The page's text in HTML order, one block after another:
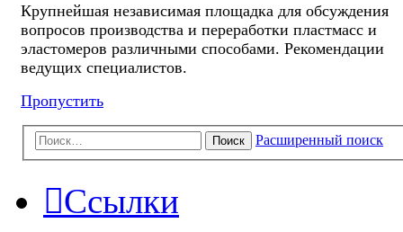
Крупнейшая независимая площадка для обсуждения
вопросов производства и переработки пластмасс и
эластомеров различными способами. Рекомендации
ведущих специалистов.
Пропустить
Поиск Расширенный поиск
Ссылки